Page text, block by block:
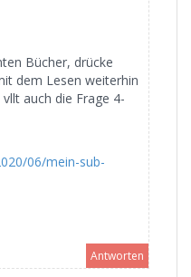
Bücher, drücke
dem Lesen weiterhin
auch die Frage 4-
06/mein-sub-
Antworten